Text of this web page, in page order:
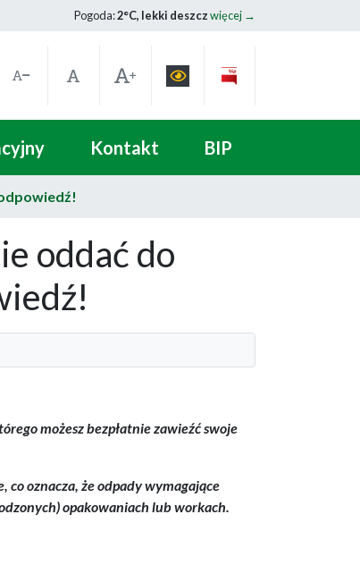
Pogoda:2°C, lekki deszczwięcej →
Kontakt BIP
oddać do
możesz bezpłatnie zawieźć swoje
co oznacza, że odpady wymagające
opakowaniach lub workach.